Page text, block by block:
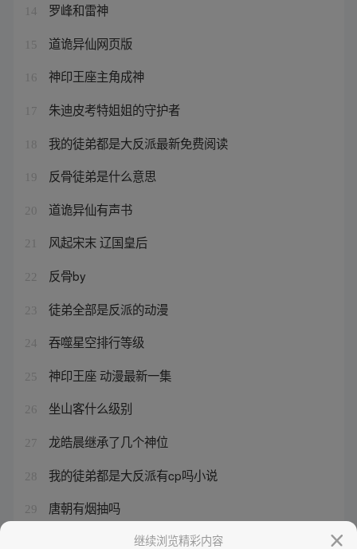
14 罗峰和雷神
15 道诡异仙网页版
16 神印王座主角成神
17 朱迪皮考特姐姐的守护者
18 我的徒弟都是大反派最新免费阅读
19 反骨徒弟是什么意思
20 道诡异仙有声书
21 风起宋末 辽国皇后
22 反骨by
23 徒弟全部是反派的动漫
24 吞噬星空排行等级
25 神印王座 动漫最新一集
26 坐山客什么级别
27 龙皓晨继承了几个神位
28 我的徒弟都是大反派有cp吗小说
29 唐朝有烟抽吗
继续浏览精彩内容